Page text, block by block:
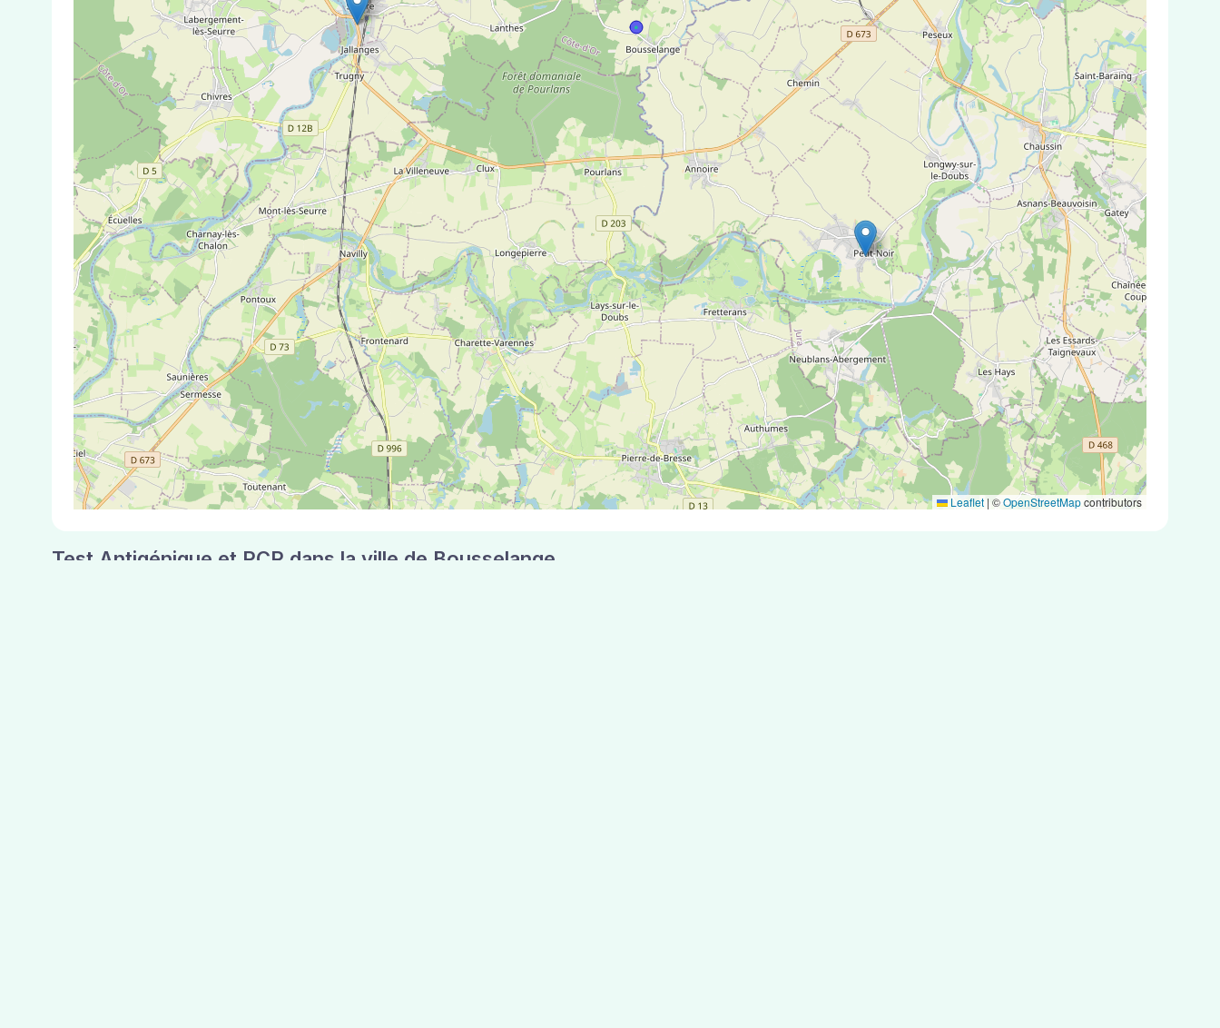
Leaflet | ©OpenStreetMapcontributors
Test Antigénique et PCR dans la ville de Bousselange